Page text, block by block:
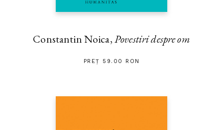
Constantin Noica,Povestiri despre om
PREȚ 59.00 RON